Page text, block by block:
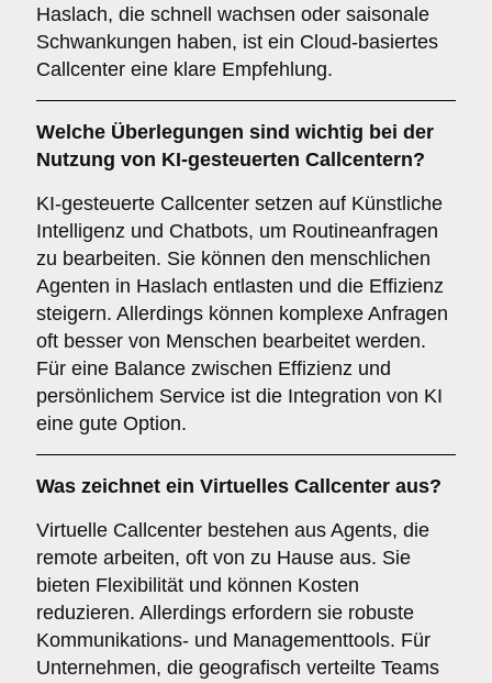
Haslach, die schnell wachsen oder saisonale
Schwankungen haben, ist ein Cloud-basiertes
Callcenter eine klare Empfehlung.
Welche Überlegungen sind wichtig bei der
Nutzung von KI-gesteuerten Callcentern?
KI-gesteuerte Callcenter setzen auf Künstliche
Intelligenz und Chatbots, um Routineanfragen
zu bearbeiten. Sie können den menschlichen
Agenten in Haslach entlasten und die Effizienz
steigern. Allerdings können komplexe Anfragen
oft besser von Menschen bearbeitet werden.
Für eine Balance zwischen Effizienz und
persönlichem Service ist die Integration von KI
eine gute Option.
Was zeichnet ein Virtuelles Callcenter aus?
Virtuelle Callcenter bestehen aus Agents, die
remote arbeiten, oft von zu Hause aus. Sie
bieten Flexibilität und können Kosten
reduzieren. Allerdings erfordern sie robuste
Kommunikations- und Managementtools. Für
Unternehmen, die geografisch verteilte Teams